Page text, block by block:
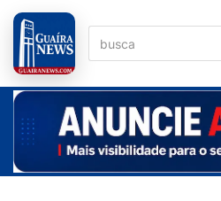
Pular
para
o
conteúdo